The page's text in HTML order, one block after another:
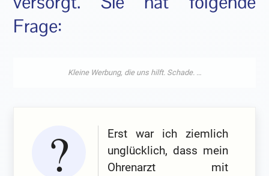
Frage:
Erst war ich ziemlich
unglücklich, dass mein
Ohrenarzt mit